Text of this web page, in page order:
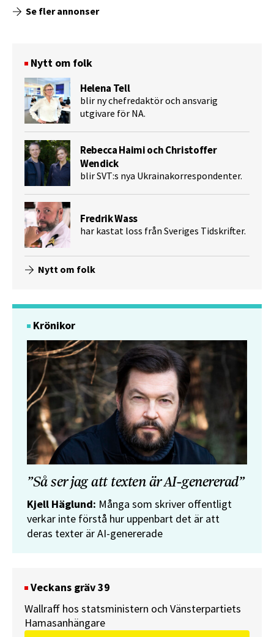
Se fler annonser
Nytt om folk
Helena Tell
blir ny chefredaktör och ansvarig
utgivare för NA.
Rebecca Haimi och Christoffer
Wendick
blir SVT:s nya Ukrainakorrespondenter.
Fredrik Wass
har kastat loss från Sveriges Tidskrifter.
Nytt om folk
Krönikor
”Så ser jag att texten är AI-genererad”
Kjell Häglund: Många som skriver offentligt
verkar inte förstå hur uppenbart det är att
deras texter är AI-genererade
Veckans gräv 39
Wallraff hos statsministern och Vänsterpartiets
Hamasanhängare